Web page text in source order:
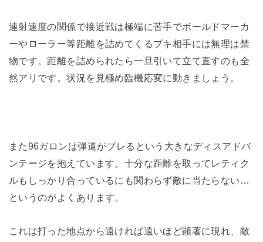
連射速度の関係で接近戦は極端に苦手でボールドマーカ
ーやローラー等距離を詰めてくるブキ相手には無理は禁
物です。距離を詰められたら一旦引いて立て直すのも全
然アリです。状況を見極め臨機応変に動きましょう。
また96ガロンは弾道がブレるという大きなディスアドバ
ンテージを抱えています。十分な距離を取ってレティク
ルもしっかり合っているにも関わらず敵に当たらない…
というのがよくあります。
これは打った地点から遠ければ遠いほど顕著に現れ、敵